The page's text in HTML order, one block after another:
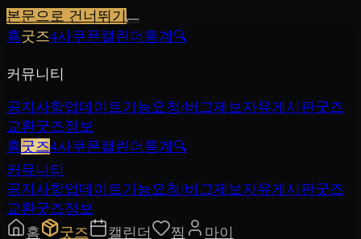
본문으로 건너뛰기
홈굿즈4사쿠폰캘린더 통계 🔍
커뮤니티
공지사항업데이트기능요청/버그제보자유게시판굿즈
교환굿즈정보
홈굿즈4사쿠폰캘린더 통계 🔍
커뮤니티
공지사항업데이트기능요청/버그제보자유게시판굿즈
교환굿즈정보
홈
굿즈 캘린더 찜 마이